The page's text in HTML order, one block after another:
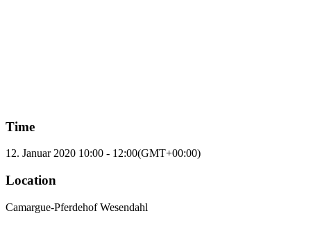
Time
12. Januar 2020 10:00 - 12:00(GMT+00:00)
Location
Camargue-Pferdehof Wesendahl